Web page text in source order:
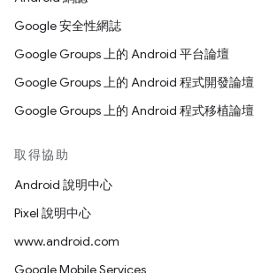
Google 安全性網誌
Google Groups 上的 Android 平台論壇
Google Groups 上的 Android 程式開發論壇
Google Groups 上的 Android 程式移植論壇
取得協助
Android 說明中心
Pixel 說明中心
www.android.com
Google Mobile Services